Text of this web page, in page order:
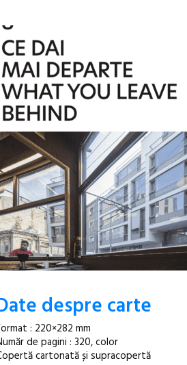
despre carte
: 220×282 mm
de pagini : 320, color
cartonată și supracopertă